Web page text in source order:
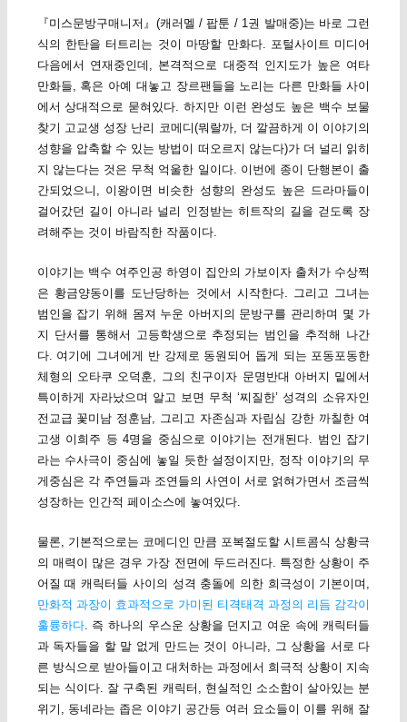
『미스문방구매니저』(캐러멜 / 팝툰 / 1권 발매중)는 바로 그런
식의 한탄을 터트리는 것이 마땅할 만화다. 포털사이트 미디어
다음에서 연재중인데, 본격적으로 대중적 인지도가 높은 여타
만화들, 혹은 아예 대놓고 장르팬들을 노리는 다른 만화들 사이
에서 상대적으로 묻혀있다. 하지만 이런 완성도 높은 백수 보물
찾기 고교생 성장 난리 코메디(뭐랄까, 더 깔끔하게 이 이야기의
성향을 압축할 수 있는 방법이 떠오르지 않는다)가 더 널리 읽히
지 않는다는 것은 무척 억울한 일이다. 이번에 종이 단행본이 출
간되었으니, 이왕이면 비슷한 성향의 완성도 높은 드라마들이
걸어갔던 길이 아니라 널리 인정받는 히트작의 길을 걷도록 장
려해주는 것이 바람직한 작품이다.
이야기는 백수 여주인공 하영이 집안의 가보이자 출처가 수상쩍
은 황금양동이를 도난당하는 것에서 시작한다. 그리고 그녀는
범인을 잡기 위해 몸져 누운 아버지의 문방구를 관리하며 몇 가
지 단서를 통해서 고등학생으로 추정되는 범인을 추적해 나간
다. 여기에 그녀에게 반 강제로 동원되어 돕게 되는 포동포동한
체형의 오타쿠 오덕훈, 그의 친구이자 문명반대 아버지 밑에서
특이하게 자라났으며 알고 보면 무척 ‘찌질한’ 성격의 소유자인
전교급 꽃미남 정훈남, 그리고 자존심과 자립심 강한 까칠한 여
고생 이희주 등 4명을 중심으로 이야기는 전개된다. 범인 잡기
라는 수사극이 중심에 놓일 듯한 설정이지만, 정작 이야기의 무
게중심은 각 주연들과 조연들의 사연이 서로 얽혀가면서 조금씩
성장하는 인간적 페이소스에 놓여있다.
물론, 기본적으로는 코메디인 만큼 포복절도할 시트콤식 상황극
의 매력이 많은 경우 가장 전면에 두드러진다. 특정한 상황이 주
어질 때 캐릭터들 사이의 성격 충돌에 의한 희극성이 기본이며,
만화적 과장이 효과적으로 가미된 티격태격 과정의 리듬 감각이
훌륭하다. 즉 하나의 우스운 상황을 던지고 여운 속에 캐릭터들
과 독자들을 할 말 없게 만드는 것이 아니라, 그 상황을 서로 다
른 방식으로 받아들이고 대처하는 과정에서 희극적 상황이 지속
되는 식이다. 잘 구축된 캐릭터, 현실적인 소소함이 살아있는 분
위기, 동네라는 좁은 이야기 공간등 여러 요소들이 이를 위해 잘